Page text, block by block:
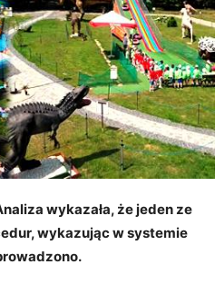
wykazała, że jeden ze
wykazując w systemie